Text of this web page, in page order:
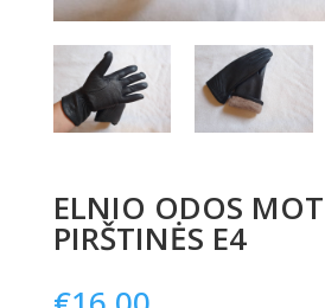
ELNIO ODOS
PIRŠTINĖS E4